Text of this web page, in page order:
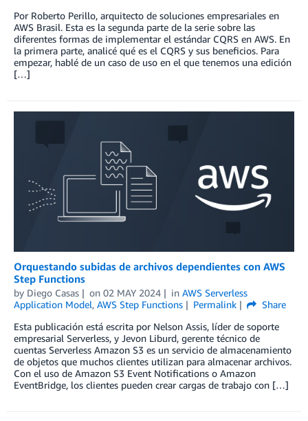
Por Roberto Perillo, arquitecto de soluciones empresariales en
AWS Brasil. Esta es la segunda parte de la serie sobre las
diferentes formas de implementar el estándar CQRS en AWS. En
la primera parte, analicé qué es el CQRS y sus beneficios. Para
empezar, hablé de un caso de uso en el que tenemos una edición
[…]
Orquestando subidas de archivos dependientes con AWS
Step Functions
by Diego Casas on 02 MAY 2024 in AWS Serverless
Application Model, AWS Step Functions Permalink
Share
Esta publicación está escrita por Nelson Assis, líder de soporte
empresarial Serverless, y Jevon Liburd, gerente técnico de
cuentas Serverless Amazon S3 es un servicio de almacenamiento
de objetos que muchos clientes utilizan para almacenar archivos.
Con el uso de Amazon S3 Event Notifications o Amazon
EventBridge, los clientes pueden crear cargas de trabajo con […]